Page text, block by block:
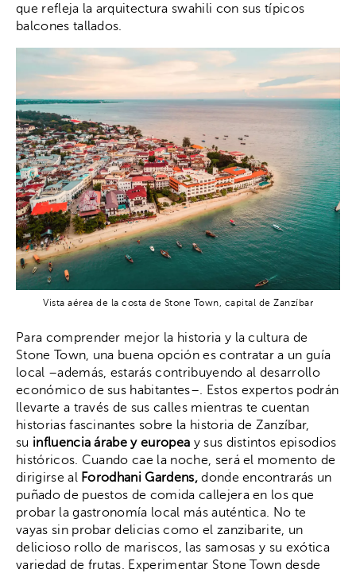
que refleja la arquitectura swahili con sus típicos
balcones tallados.
Vista aérea de la costa de Stone Town, capital de Zanzíbar
Para comprender mejor la historia y la cultura de
Stone Town, una buena opción es contratar a un guía
local –además, estarás contribuyendo al desarrollo
económico de sus habitantes–. Estos expertos podrán
llevarte a través de sus calles mientras te cuentan
historias fascinantes sobre la historia de Zanzíbar,
su influencia árabe y europea y sus distintos episodios
históricos. Cuando cae la noche, será el momento de
dirigirse al Forodhani Gardens,donde encontrarás un
puñado de puestos de comida callejera en los que
probar la gastronomía local más auténtica. No te
vayas sin probar delicias como el zanzibarite, un
delicioso rollo de mariscos, las samosas y su exótica
variedad de frutas. Experimentar Stone Town desde